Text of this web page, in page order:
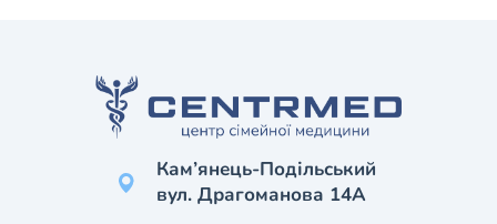
Кам’янець-Подільський
вул. Драгоманова 14А